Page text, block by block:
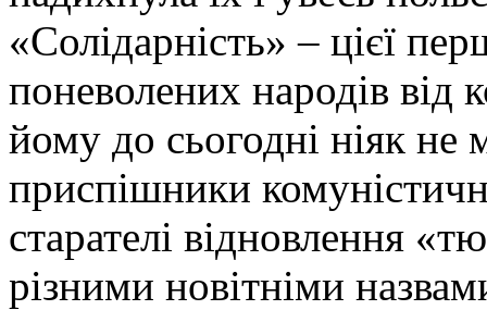
«Солідарність» – цієї
поневолених народів від
йому до сьогодні ніяк не
приспішники
старателі відновлення
різними новітніми